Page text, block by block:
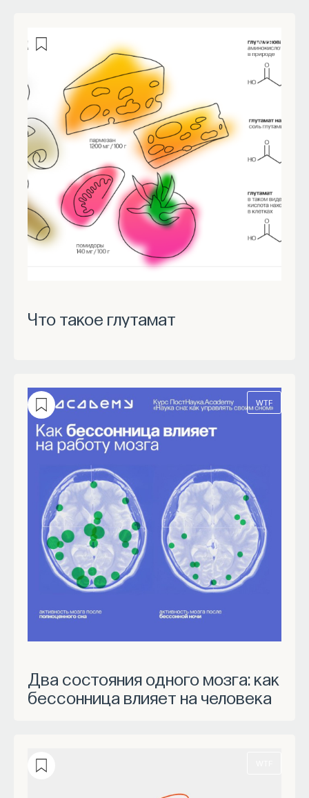
WTF
Что такое глутамат
WTF
Два состояния одного мозга: как
бессонница влияет на человека